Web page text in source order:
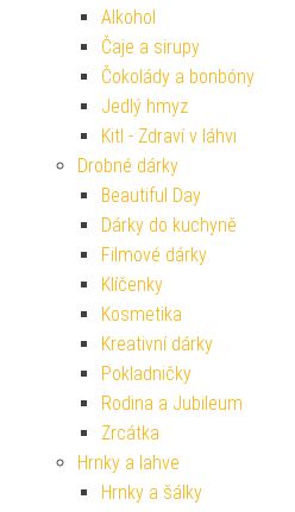
Alkohol
Čaje a sirupy
Čokolády a bonbóny
Jedlý hmyz
Kitl - Zdraví v láhvi
Drobné dárky
Beautiful Day
Dárky do kuchyně
Filmové dárky
Klíčenky
Kosmetika
Kreativní dárky
Pokladničky
Rodina a Jubileum
Zrcátka
Hrnky a lahve
Hrnky a šálky